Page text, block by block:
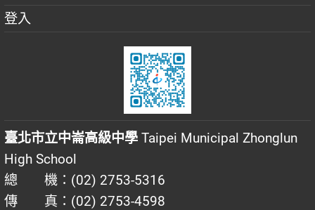
登入
臺北市立中崙高級中學 Taipei Municipal Zhonglun
High School
總 機：(02) 2753-5316
傳 真：(02) 2753-4598